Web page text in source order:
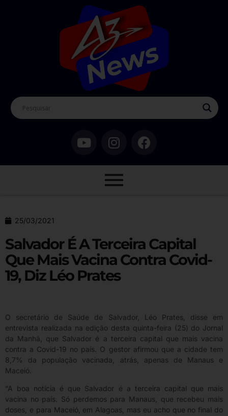
25/03/2021
Salvador É A Terceira Capital
Que Mais Vacina Contra Covid-
19, Diz Léo Prates
O secretário de Saúde de Salvador, Léo Prates, disse em
entrevista realizada na edição desta quinta-feira (25) do Jornal
da Manhã, que Salvador é a terceira capital que mais vacina
contra a Covid-19 no país. O gestor afirmou que a cidade tem
8,7% da população vacinada, atrás, apenas de Manaus e
Maceió.
“A boa notícia é que Salvador é a terceira capital que mais
vacina no país. Só perdemos para Manaus, que recebeu mais
doses, e para Maceió, em Alagoas, mas eu acho que no final do